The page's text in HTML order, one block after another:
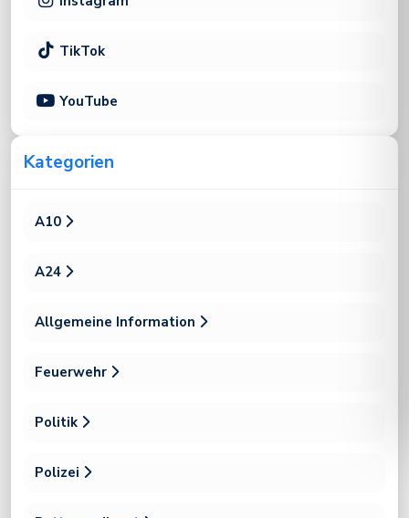
TikTok
YouTube
Kategorien
A10
A24
Allgemeine Information
Feuerwehr
Politik
Polizei